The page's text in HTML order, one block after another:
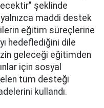
şeklinde
yalnızca maddi destek
eğitim süreçlerine
hedeflediğini dile
geleceği eğitimden
için sosyal
tüm desteği
kullandı.